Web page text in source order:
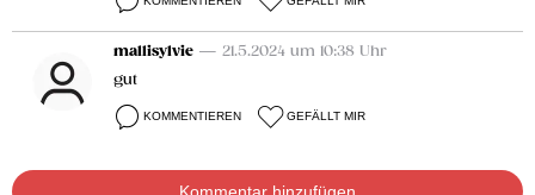
mallisylvie — 21.5.2024 um 10:38 Uhr
gut
KOMMENTIEREN GEFÄLLT MIR